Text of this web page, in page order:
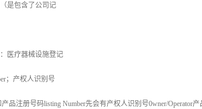
是包含了公司记
医疗器械设施登记
；产权人识别号
产品注册号码listing Number先会有产权人识别号0wner/